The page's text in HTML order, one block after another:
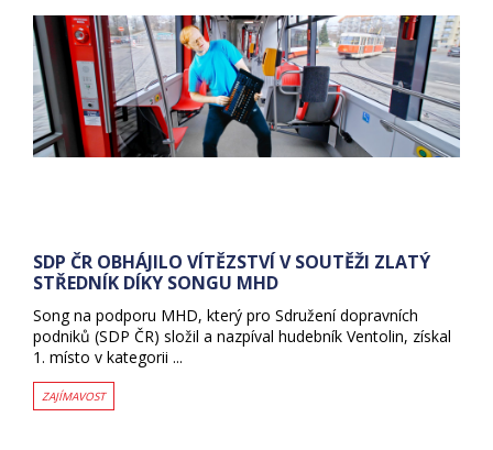
SDP ČR OBHÁJILO VÍTĚZSTVÍ V SOUTĚŽI ZLATÝ
STŘEDNÍK DÍKY SONGU MHD
Song na podporu MHD, který pro Sdružení dopravních
podniků (SDP ČR) složil a nazpíval hudebník Ventolin, získal
1. místo v kategorii ...
ZAJÍMAVOST